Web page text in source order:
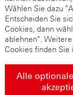
Wählen Sie dazu
Entscheiden Sie
Cookies, dann
ablehnen".
Cookies finden Sie
Alle